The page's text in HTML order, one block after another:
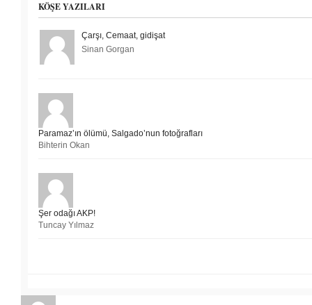
KÖŞE YAZILARI
Çarşı, Cemaat, gidişat
Sinan Gorgan
Paramaz’ın ölümü, Salgado’nun fotoğrafları
Bihterin Okan
Şer odağı AKP!
Tuncay Yılmaz